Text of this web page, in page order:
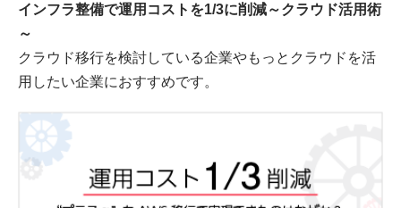
インフラ整備で運用コストを1/3に削減～クラウド活用術
～
クラウド移行を検討している企業やもっとクラウドを活
用したい企業におすすめです。